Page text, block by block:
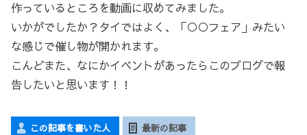
作っているところを動画に収めてみました。
いかがでしたか？タイではよく、「○○フェア」みたい
な感じで催し物が開かれます。
こんどまた、なにかイベントがあったらこのブログで報
告したいと思います！！
この記事を書いた人 最新の記事